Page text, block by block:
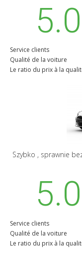
5.0
Service clients
Qualité de la voiture
Le ratio du prix à la
Szybko , sprawnie
5.0
Service clients
Qualité de la voiture
Le ratio du prix à la